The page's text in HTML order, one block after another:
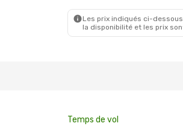
Les prix indiqués ci-
la disponibilité et les prix
Temps de vol